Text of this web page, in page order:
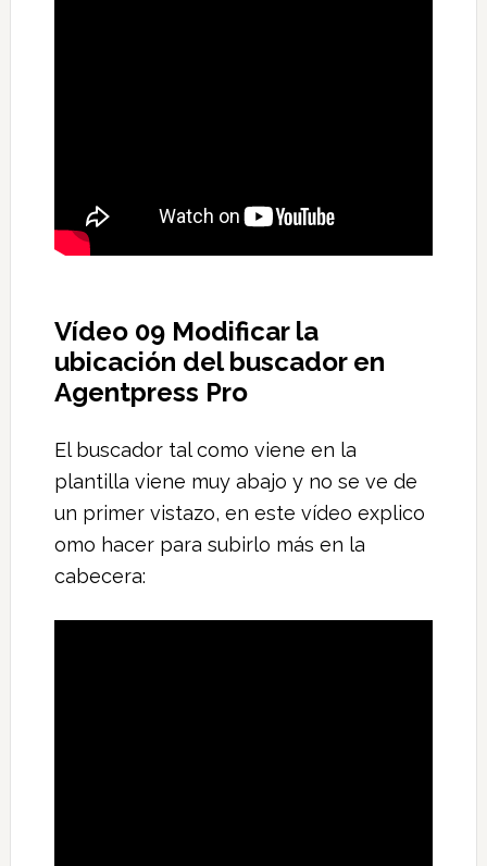
Vídeo 09 Modificar la
ubicación del buscador en
Agentpress Pro
El buscador tal como viene en la
plantilla viene muy abajo y no se ve de
un primer vistazo, en este vídeo explico
omo hacer para subirlo más en la
cabecera: